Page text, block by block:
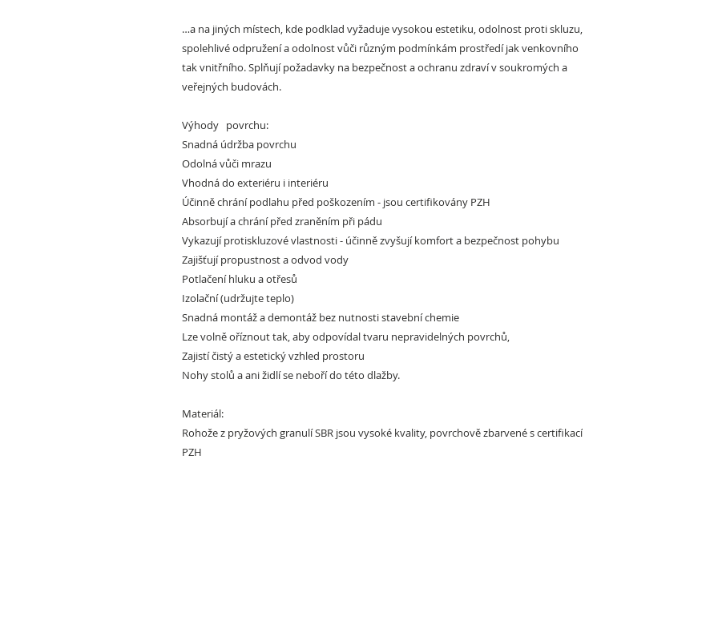
…a na jiných místech, kde podklad vyžaduje vysokou estetiku, odolnost proti skluzu,
spolehlivé odpružení a odolnost vůči různým podmínkám prostředí jak venkovního
tak vnitřního. Splňují požadavky na bezpečnost a ochranu zdraví v soukromých a
veřejných budovách.
Výhody povrchu:
Snadná údržba povrchu
Odolná vůči mrazu
Vhodná do exteriéru i interiéru
Účinně chrání podlahu před poškozením - jsou certifikovány PZH
Absorbujía chrání před zraněním při pádu
Vykazují protiskluzové vlastnosti - účinně zvyšují komfort a bezpečnost pohybu
Zajišťují propustnost a odvod vody
Potlačení hluku a otřesů
Izolační (udržujte teplo)
Snadná montáž a demontáž bez nutnosti stavební chemie
Lze volně oříznout tak, aby odpovídal tvaru nepravidelných povrchů,
Zajistí čistý a estetický vzhled prostoru
Nohy stolů a ani židlí se neboří do této dlažby.
Materiál:
Rohože z pryžových granulí SBR jsou vysoké kvality, povrchově zbarvené s certifikací
PZH